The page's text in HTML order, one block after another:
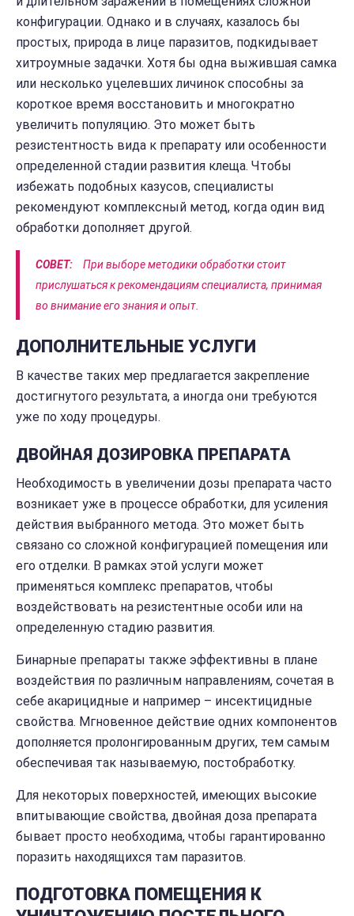
конфигурации. Однако и в случаях, казалось бы
простых, природа в лице паразитов, подкидывает
хитроумные задачки. Хотя бы одна выжившая самка
или несколько уцелевших личинок способны за
короткое время восстановить и многократно
увеличить популяцию. Это может быть
резистентность вида к препарату или особенности
определенной стадии развития клеща. Чтобы
избежать подобных казусов, специалисты
рекомендуют комплексный метод, когда один вид
обработки дополняет другой.
СОВЕТ:
При выборе методики обработки стоит
прислушаться к рекомендациям специалиста, принимая
во внимание его знания и опыт.
ДОПОЛНИТЕЛЬНЫЕ УСЛУГИ
В качестве таких мер предлагается закрепление
достигнутого результата, а иногда они требуются
уже по ходу процедуры.
ДВОЙНАЯ ДОЗИРОВКА ПРЕПАРАТА
Необходимость в увеличении дозы препарата часто
возникает уже в процессе обработки, для усиления
действия выбранного метода. Это может быть
связано со сложной конфигурацией помещения или
его отделки. В рамках этой услуги может
применяться комплекс препаратов, чтобы
воздействовать на резистентные особи или на
определенную стадию развития.
Бинарные препараты также эффективны в плане
воздействия по различным направлениям, сочетая в
себе акарицидные и например – инсектицидные
свойства. Мгновенное действие одних компонентов
дополняется пролонгированным других, тем самым
обеспечивая так называемую, постобработку.
Для некоторых поверхностей, имеющих высокие
впитывающие свойства, двойная доза препарата
бывает просто необходима, чтобы гарантированно
поразить находящихся там паразитов.
ПОДГОТОВКА ПОМЕЩЕНИЯ К